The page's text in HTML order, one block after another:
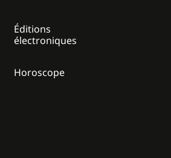
Éditions
électroniques
Horoscope